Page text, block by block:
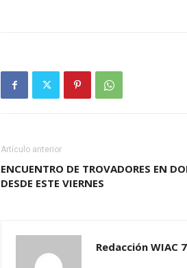
Artículo anterior
ENCUENTRO DE TROVADORES EN
DESDE ESTE VIERNES
Redacción WIAC